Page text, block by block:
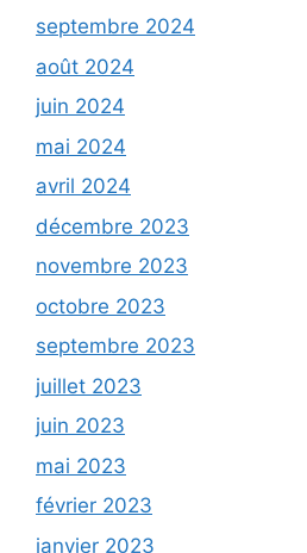
septembre 2024
août 2024
juin 2024
mai 2024
avril 2024
décembre 2023
novembre 2023
octobre 2023
septembre 2023
juillet 2023
juin 2023
mai 2023
février 2023
janvier 2023